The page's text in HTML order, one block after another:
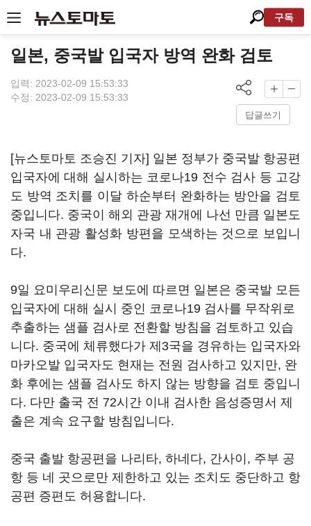
구독
일본, 중국발 입국자 방역 완화 검토
입력: 2023-02-09 15:53:33
수정: 2023-02-09 15:53:33
답글쓰기
[뉴스토마토 조승진 기자] 일본 정부가 중국발 항공편
입국자에 대해 실시하는 코로나19 전수 검사 등 고강
도 방역 조치를 이달 하순부터 완화하는 방안을 검토
중입니다. 중국이 해외 관광 재개에 나선 만큼 일본도
자국 내 관광 활성화 방편을 모색하는 것으로 보입니
다.
9일 요미우리신문 보도에 따르면 일본은 중국발 모든
입국자에 대해 실시 중인 코로나19 검사를 무작위로
추출하는 샘플 검사로 전환할 방침을 검토하고 있습
니다. 중국에 체류했다가 제3국을 경유하는 입국자와
마카오발 입국자도 현재는 전원 검사하고 있지만, 완
화 후에는 샘플 검사도 하지 않는 방향을 검토 중입니
다. 다만 출국 전 72시간 이내 검사한 음성증명서 제
출은 계속 요구할 방침입니다.
중국 출발 항공편을 나리타, 하네다, 간사이, 주부 공
항 등 네 곳으로만 제한하고 있는 조치도 중단하고 항
공편 증편도 허용합니다.